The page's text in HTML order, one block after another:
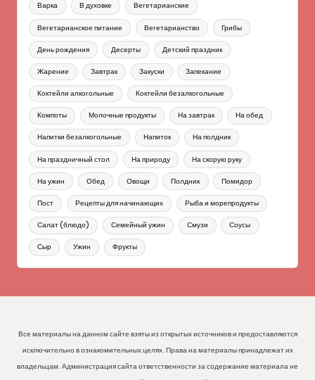
Варка В духовке Вегетарианские
Вегетарианское питание Вегетарианство Грибы
День рождения Десерты Детский праздник
Жарение Завтрак Закуски Запекание
Коктейли алкогольные Коктейли безалкогольные
Компоты Молочные продукты На завтрак На обед
Напитки безалкогольные Напиток На полдник
На праздничный стол На природу На скорую руку
На ужин Обед Овощи Полдник Помидор
Пост Рецепты для начинающих Рыба и морепродукты
Салат (блюдо) Семейный ужин Смузи Соусы
Сыр Ужин Фрукты
Все материалы на данном сайте взяты из открытых источников и предоставляются
исключительно в ознакомительных целях. Права на материалы принадлежат их
владельцам. Администрация сайта ответственности за содержание материала не